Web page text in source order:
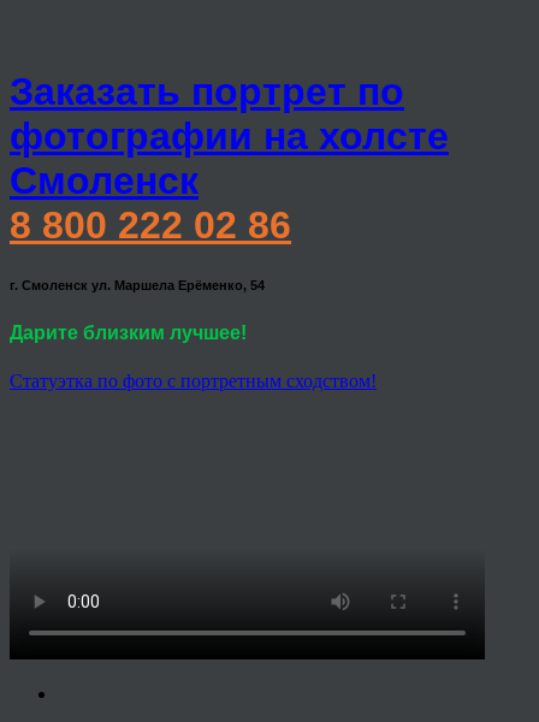
Заказать портрет по
фотографии на холсте
Смоленск
8 800 222 02 86
г. Смоленск ул. Маршела Ерёменко, 54
Дарите близким лучшее!
Статуэтка по фото с портретным сходством!